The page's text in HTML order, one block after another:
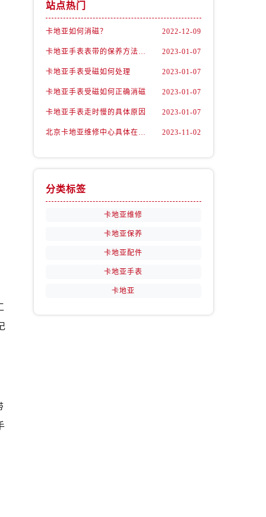
站点热门
卡地亚如何消磁？ 2022-12-09
卡地亚手表表带的保养方法有哪些？ 2023-01-07
卡地亚手表受磁如何处理 2023-01-07
卡地亚手表受磁如何正确消磁 2023-01-07
卡地亚手表走时慢的具体原因 2023-01-07
北京卡地亚维修中心具体在哪里？ 2023-11-02
分类标签
卡地亚维修
卡地亚保养
卡地亚配件
卡地亚手表
卡地亚